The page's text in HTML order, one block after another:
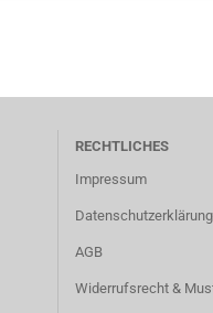
RECHTLICHES
Impressum
Datenschutzerklärung
AGB
Widerrufsrecht &